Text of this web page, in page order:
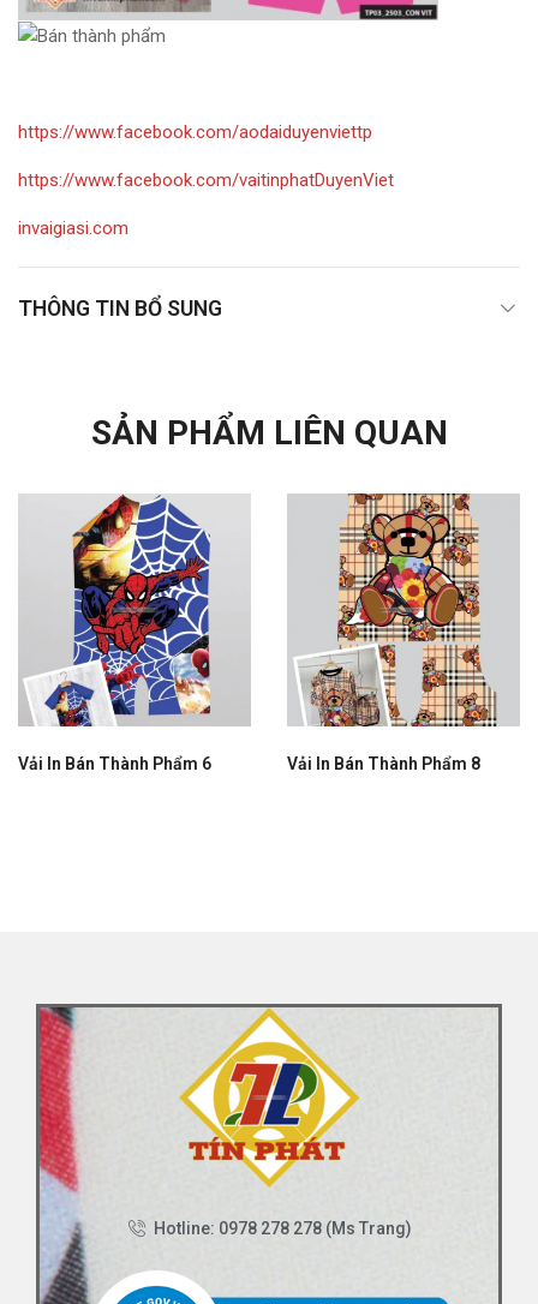
https://www.facebook.com/aodaiduyenviettp
https://www.facebook.com/vaitinphatDuyenViet
invaigiasi.com
THÔNG TIN BỔ SUNG
SẢN PHẨM LIÊN QUAN
Vải In Bán Thành Phẩm 6 Vải In Bán Thành Phẩm 8
Hotline: 0978 278 278 (Ms Trang)